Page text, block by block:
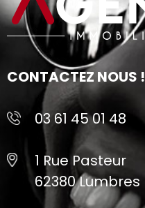
CONTACTEZ NOUS !
03 61 45 01 48
1 Rue Pasteur
62380 Lumbres